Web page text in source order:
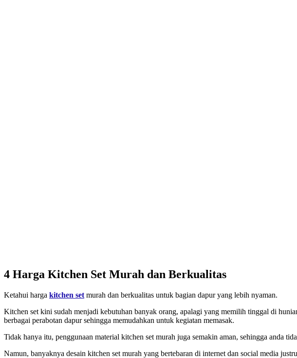
4 Harga Kitchen Set Murah dan Berkualitas
Ketahui harga kitchen set murah dan berkualitas untuk bagian dapur yang lebih nyaman.
Kitchen set kini sudah menjadi kebutuhan banyak orang, apalagi yang memilih tinggal di
berbagai perabotan dapur sehingga memudahkan untuk kegiatan memasak.
Tidak hanya itu, penggunaan material kitchen set murah juga semakin aman, sehingga anda
Namun, banyaknya desain kitchen set murah yang bertebaran di internet dan social media